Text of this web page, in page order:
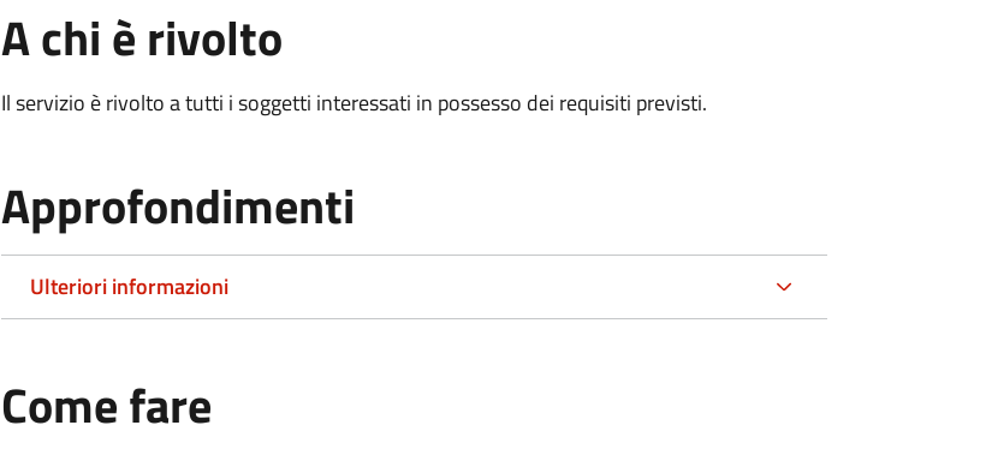
A chi è rivolto
Il servizio è rivolto a tutti i soggetti interessati in possesso dei requisiti previsti.
Approfondimenti
Ulteriori informazioni
Come fare